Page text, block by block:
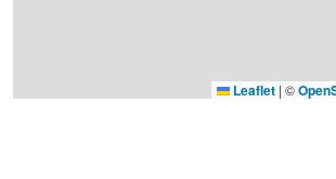
Leaflet | ©